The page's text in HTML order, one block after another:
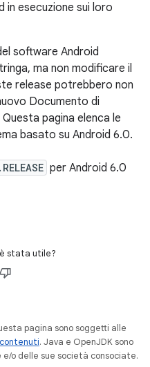
in esecuzione sui loro
software Android
ma non modificare il
release potrebbero non
Documento di
pagina elenca le
basato su Android 6.0.
per Android 6.0
stata utile?
pagina sono soggetti alle
. Java e OpenJDK sono
o delle sue società consociate.